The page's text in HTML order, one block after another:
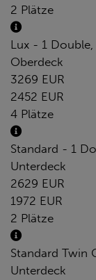
2 Plätze
Lux - 1
Oberdeck
3269 EUR
2452 EUR
4 Plätze
Standard - 1
Unterdeck
2629 EUR
1972 EUR
2 Plätze
Standard Twin
Unterdeck